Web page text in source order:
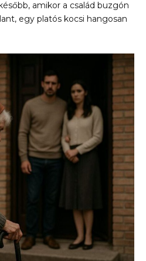
amikor a család buzgón
egy platós kocsi hangosan